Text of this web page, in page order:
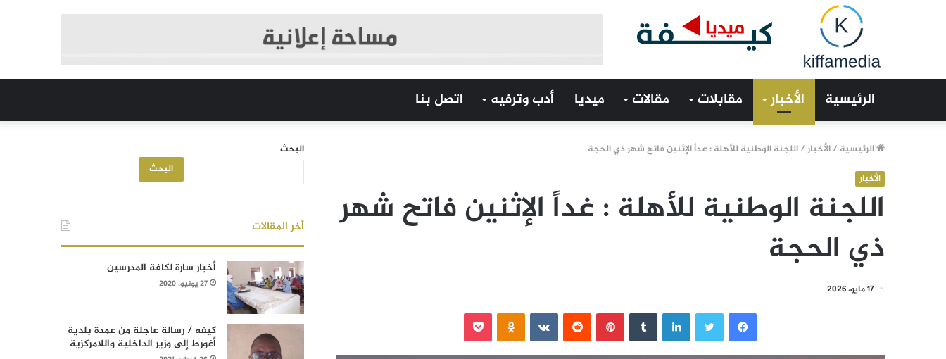
الرئيسية الأخبار مقابلات مقالات ميديا أدب وترفيه اتصل بنا
الرئيسية /الأخبار/اللجنة الوطنية للأهلة : غداً الإثنين فاتح شهر ذي الحجة
الأخبار
اللجنة الوطنية للأهلة : غداً الإثنين فاتح شهر
ذي الحجة
17 مايو، 2026
فيسبوك لينكدإن بينتيريست
البحث
البحث
أخر المقالات
أخبار سارة لكافة المدرسين
27 يونيو، 2020
كيفه / رسالة عاجلة من عمدة بلدية
أغورط إلى وزير الداخلية واللامركزية